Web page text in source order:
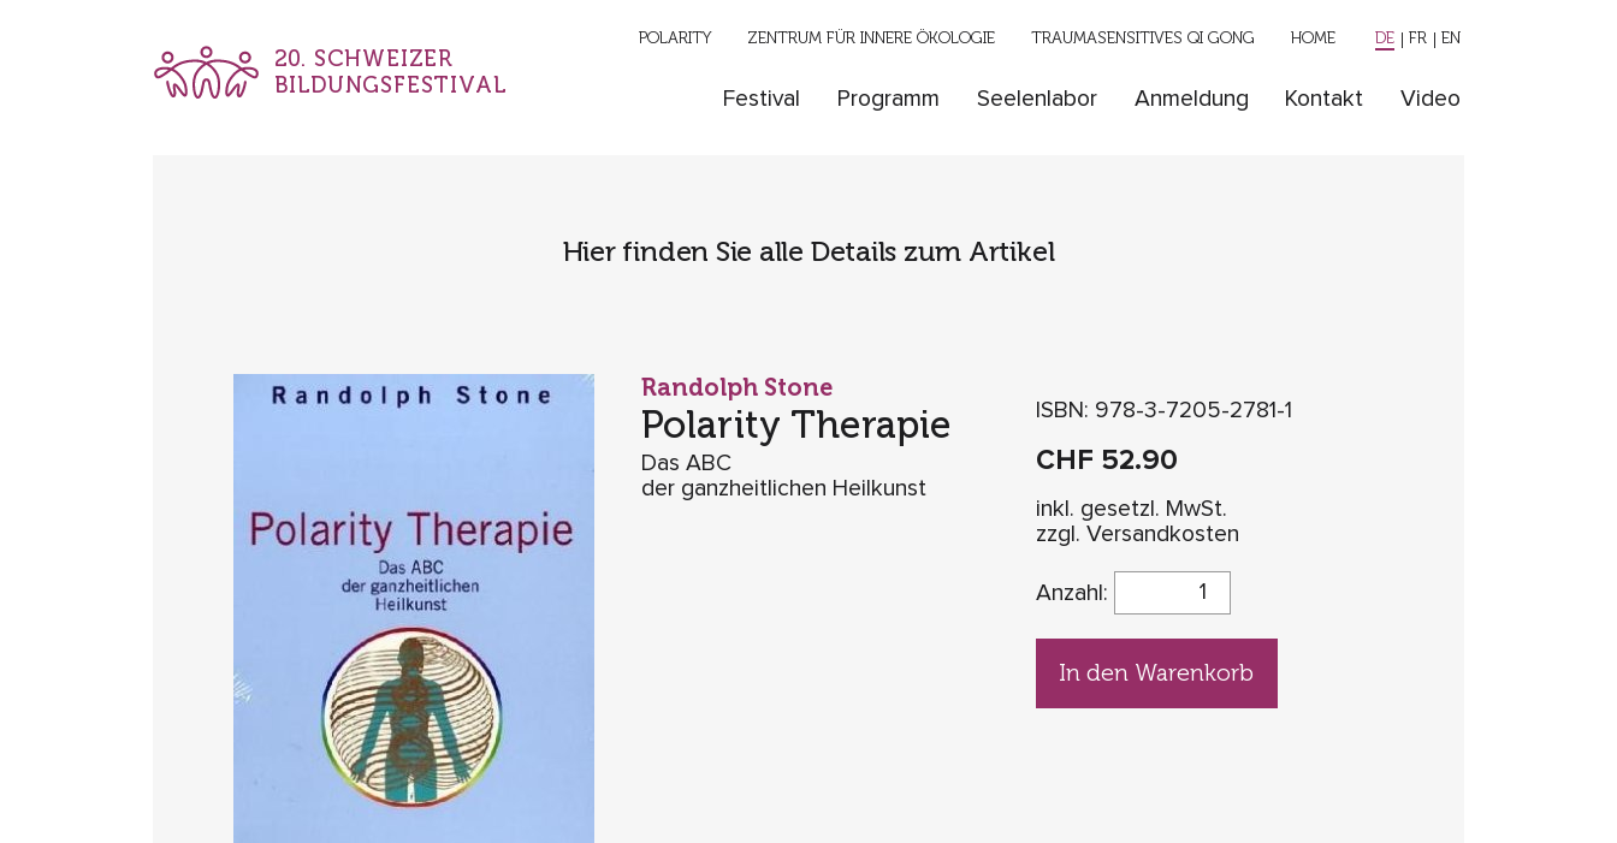
20. SCHWEIZER
BILDUNGSFESTIVAL
Festival Programm Seelenlabor Anmeldung Kontakt Video
POLARITY ZENTRUM FÜR INNERE ÖKOLOGIE TRAUMASENSITIVES QI GONG HOME DE FR EN
Hier finden Sie alle Details zum Artikel
Randolph Stone
Polarity Therapie
Das ABC
der ganzheitlichen Heilkunst
ISBN: 978-3-7205-2781-1
CHF 52.90
inkl. gesetzl. MwSt.
zzgl. Versandkosten
Anzahl:
In den Warenkorb